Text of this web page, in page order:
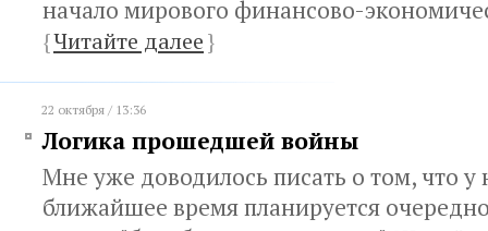
начало мирового финансово-
{Читайте далее}
22 октября / 13:36
Логика прошедшей войны
Мне уже доводилось писать о том, что у
ближайшее время планируется